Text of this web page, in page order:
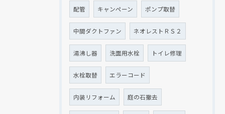
配管 キャンペーン ポンプ取替
中間ダクトファン ネオレストＲＳ２
湯沸し器 洗面用水栓 トイレ修理
水栓取替 エラーコード
内装リフォーム 庭の石撤去